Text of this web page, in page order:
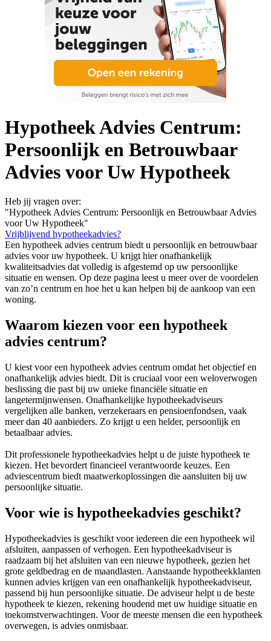
Hypotheek Advies Centrum:
Persoonlijk en Betrouwbaar
Advies voor Uw Hypotheek
Heb jij vragen over:
"Hypotheek Advies Centrum: Persoonlijk en Betrouwbaar Advies
voor Uw Hypotheek"
Vrijblijvend hypotheekadvies?
Een hypotheek advies centrum biedt u persoonlijk en betrouwbaar
advies voor uw hypotheek. U krijgt hier onafhankelijk
kwaliteitsadvies dat volledig is afgestemd op uw persoonlijke
situatie en wensen. Op deze pagina leest u meer over de voordelen
van zo’n centrum en hoe het u kan helpen bij de aankoop van een
woning.
Waarom kiezen voor een hypotheek
advies centrum?
U kiest voor een hypotheek advies centrum omdat het objectief en
onafhankelijk advies biedt. Dit is cruciaal voor een weloverwogen
beslissing die past bij uw unieke financiële situatie en
langetermijnwensen. Onafhankelijke hypotheekadviseurs
vergelijken alle banken, verzekeraars en pensioenfondsen, vaak
meer dan 40 aanbieders. Zo krijgt u een helder, persoonlijk en
betaalbaar advies.
Dit professionele hypotheekadvies helpt u de juiste hypotheek te
kiezen. Het bevordert financieel verantwoorde keuzes. Een
adviescentrum biedt maatwerkoplossingen die aansluiten bij uw
persoonlijke situatie.
Voor wie is hypotheekadvies geschikt?
Hypotheekadvies is geschikt voor iedereen die een hypotheek wil
afsluiten, aanpassen of verhogen. Een hypotheekadviseur is
raadzaam bij het afsluiten van een nieuwe hypotheek, gezien het
grote geldbedrag en de maandlasten. Aanstaande hypotheekklanten
kunnen advies krijgen van een onafhankelijk hypotheekadviseur,
passend bij hun persoonlijke situatie. De adviseur helpt u de beste
hypotheek te kiezen, rekening houdend met uw huidige situatie en
toekomstverwachtingen. Voor de meeste mensen die een hypotheek
overwegen, is advies onmisbaar.